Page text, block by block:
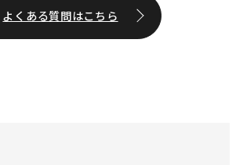
よくある質問はこちら